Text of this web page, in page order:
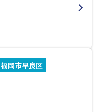
福岡市早良区